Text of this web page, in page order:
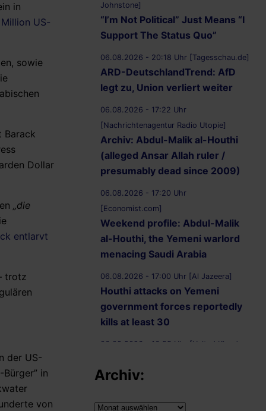
in
US-
sowie
Barack
Dollar
„die
entlarvt
trotz
der US-
in
von
Johnstone]
“I’m Not Political” Just Means “I
Support The Status Quo”
06.08.2026 - 20:18 Uhr [Tagesschau.de]
ARD-DeutschlandTrend: AfD
legt zu, Union verliert weiter
06.08.2026 - 17:22 Uhr
[Nachrichtenagentur Radio Utopie]
Archiv: Abdul-Malik al-Houthi
(alleged Ansar Allah ruler /
presumably dead since 2009)
06.08.2026 - 17:20 Uhr
[Economist.com]
Weekend profile: Abdul-Malik
al-Houthi, the Yemeni warlord
menacing Saudi Arabia
06.08.2026 - 17:00 Uhr [Al Jazeera]
Houthi attacks on Yemeni
government forces reportedly
kills at least 30
06.08.2026 - 16:55 Uhr [United Kingdom
R (on the application of
Secretary of State for the Home
Archiv:
Archiv: